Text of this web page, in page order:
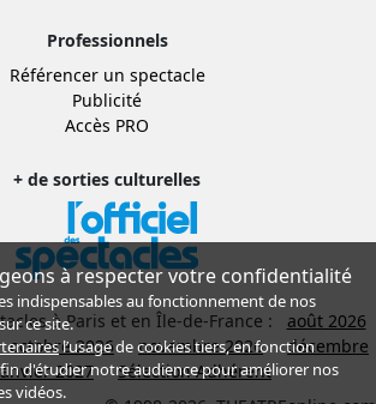
Professionnels
Référencer un spectacle
Publicité
Accès PRO
+ de sorties culturelles
à Paris et en Île-de-France :
août 2026
octobre 2026 novembre 2026
décembre
2027
Sélection Adhérent
à respecter votre confidentialité
indispensables au fonctionnement de nos
ce site.
l’usage de cookies tiers, en fonction
d'étudier notre audience pour améliorer nos
vidéos.